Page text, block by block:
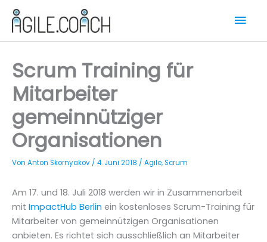
Zum
Inhalt
springen
Scrum Training für
Mitarbeiter
gemeinnütziger
Organisationen
Von Anton Skornyakov / 4. Juni 2018 / Agile,Scrum
Am 17. und 18. Juli 2018 werden wir in Zusammenarbeit
mit ImpactHub Berlin ein kostenloses Scrum-Training für
Mitarbeiter von gemeinnützigen Organisationen
anbieten. Es richtet sich ausschließlich an Mitarbeiter